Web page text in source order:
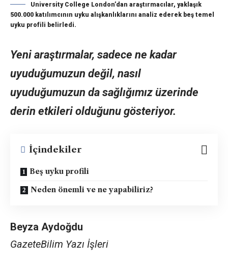
University College London’dan araştırmacılar, yaklaşık
500.000 katılımcının uyku alışkanlıklarını analiz ederek beş temel
uyku profili belirledi.
Yeni araştırmalar, sadece ne kadar
uyuduğumuzun değil, nasıl
uyuduğumuzun da sağlığımız üzerinde
derin etkileri olduğunu gösteriyor.
İçindekiler
Beş uyku profili
Neden önemli ve ne yapabiliriz?
Beyza Aydoğdu
GazeteBilim Yazı İşleri